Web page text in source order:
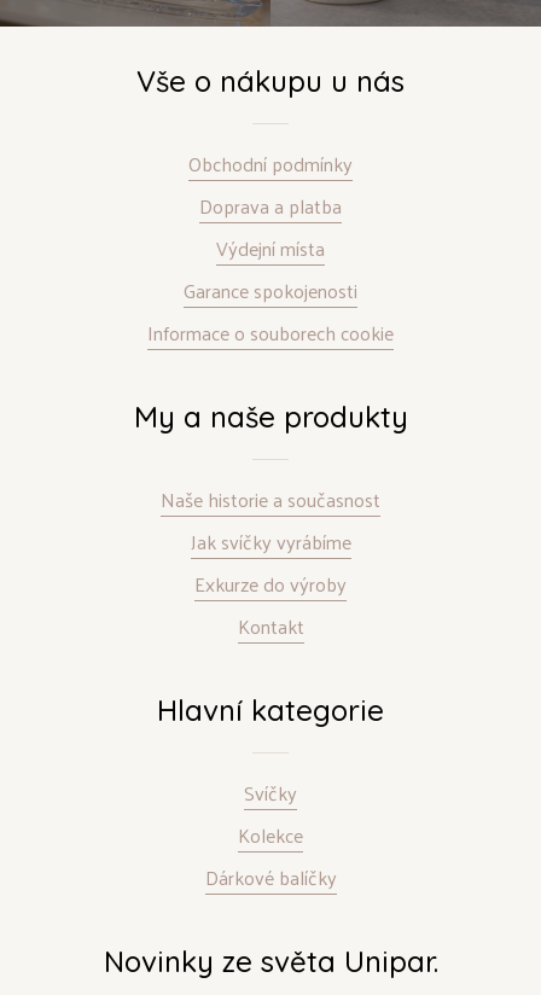
Vše o nákupu u nás
Obchodní podmínky
Doprava a platba
Výdejní místa
Garance spokojenosti
Informace o souborech cookie
My a naše produkty
Naše historie a současnost
Jak svíčky vyrábíme
Exkurze do výroby
Kontakt
Hlavní kategorie
Svíčky
Kolekce
Dárkové balíčky
Novinky ze světa Unipar.